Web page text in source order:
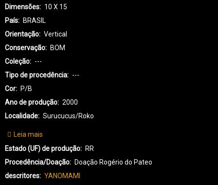
Dimensões
10 X 15
País
BRASIL
Orientação
Vertical
Conservação
BOM
Coleção
---
Tipo de procedência
---
Cor
P/B
Ano de produção
2000
Localidade
Surucucus/Roko
Leia mais
YA-
YANOMAMI-
0021
Estado (UF) de produção
RR
Procedência/Doação
Doação Rogério do Pateo
descritores
YANOMAMI